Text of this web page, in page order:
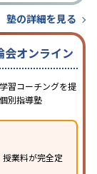
塾の詳細を見る
会オンライン
習コーチングを提
別指導塾
業料が完全定